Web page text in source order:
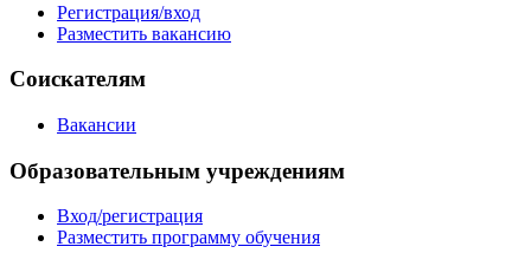
Регистрация/вход
Разместить вакансию
Соискателям
Вакансии
Образовательным учреждениям
Вход/регистрация
Разместить программу обучения